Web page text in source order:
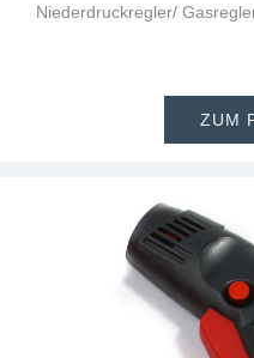
Niederdruckregler/
ZUM